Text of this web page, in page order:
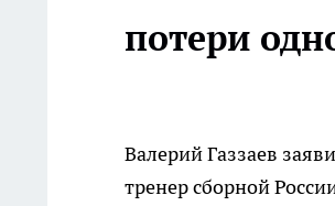
потери
Валерий Газзаев
тренер сборной